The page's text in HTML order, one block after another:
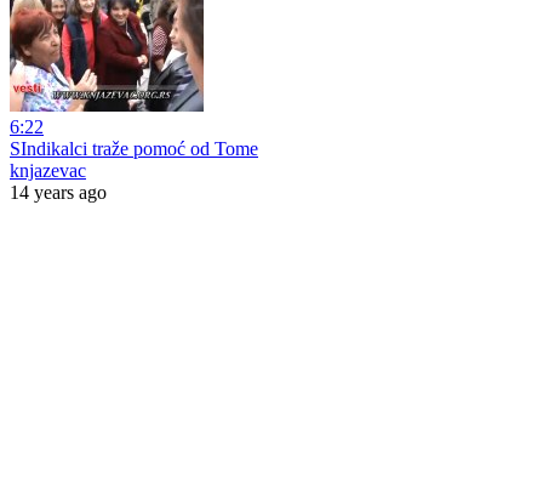
6:22
SIndikalci traže pomoć od Tome
knjazevac
14 years ago